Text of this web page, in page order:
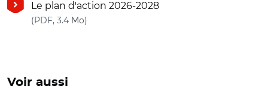
Le plan d'action 2026-2028
(PDF, 3.4 Mo)
Voir aussi